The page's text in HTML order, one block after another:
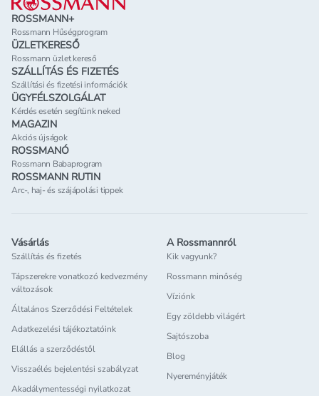
ROSSMANN+
Rossmann Hűségprogram
ÜZLETKERESŐ
Rossmann üzlet kereső
SZÁLLÍTÁS ÉS FIZETÉS
Szállítási és fizetési információk
ÜGYFÉLSZOLGÁLAT
Kérdés esetén segítünk neked
MAGAZIN
Akciós újságok
ROSSMANÓ
Rossmann Babaprogram
ROSSMANN RUTIN
Arc-, haj- és szájápolási tippek
Vásárlás
Szállítás és fizetés
Tápszerekre vonatkozó kedvezmény
változások
Általános Szerződési Feltételek
Adatkezelési tájékoztatóink
Elállás a szerződéstől
Visszaélés bejelentési szabályzat
Akadálymentességi nyilatkozat
A Rossmannról
Kik vagyunk?
Rossmann minőség
Víziónk
Egy zöldebb világért
Sajtószoba
Blog
Nyereményjáték